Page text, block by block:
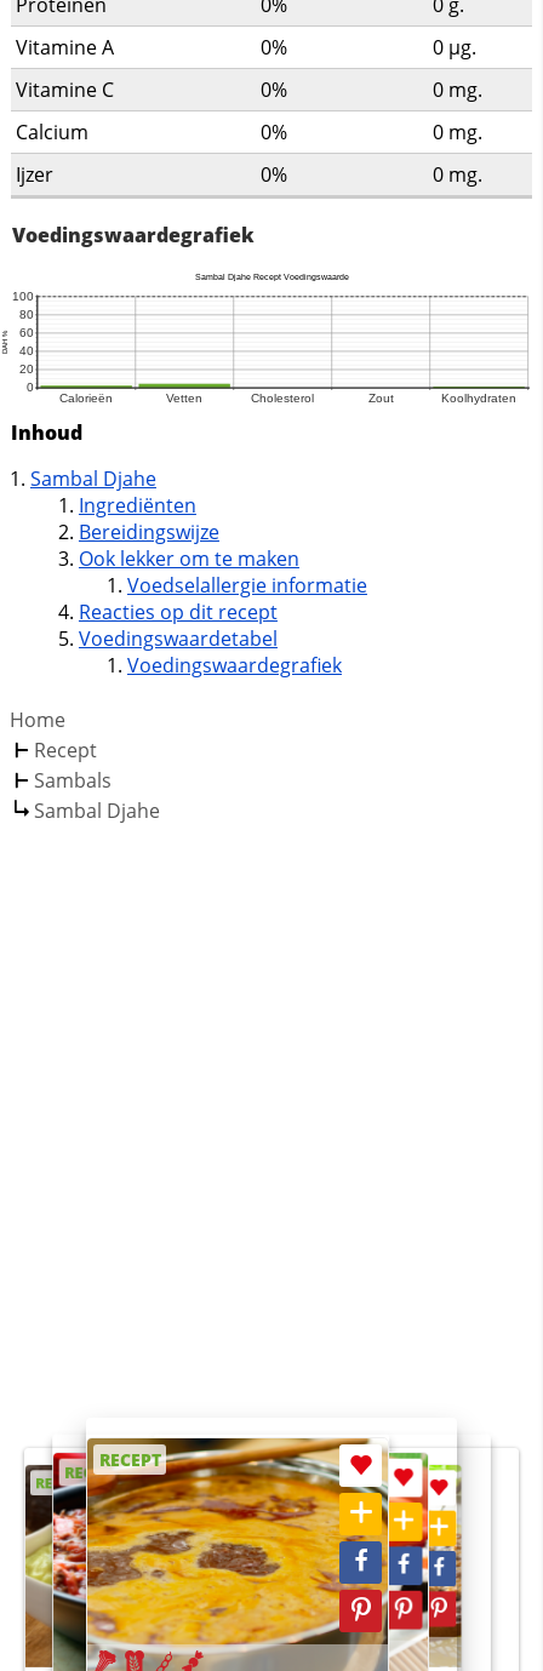
Vitamine A
0% 0 µg.
Vitamine C
0% 0 mg.
Calcium
0% 0 mg.
Ijzer
0% 0 mg.
Voedingswaardegrafiek
Inhoud
Sambal Djahe
Ingrediënten
Bereidingswijze
Ook lekker om te maken
Voedselallergie informatie
Reacties op dit recept
Voedingswaardetabel
Voedingswaardegrafiek
Home
Recept
Sambals
Sambal Djahe
RECEPT
RECEPT
RECEPT
RECEPT
RECEPT